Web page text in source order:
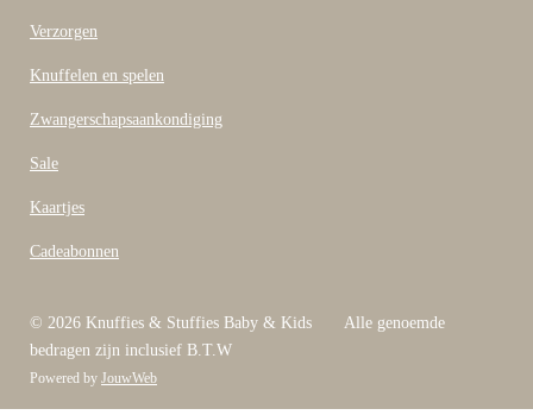
Verzorgen
Knuffelen en spelen
Zwangerschapsaankondiging
Sale
Kaartjes
Cadeabonnen
© 2026 Knuffies & Stuffies Baby & Kids Alle genoemde
bedragen zijn inclusief B.T.W
Powered by JouwWeb